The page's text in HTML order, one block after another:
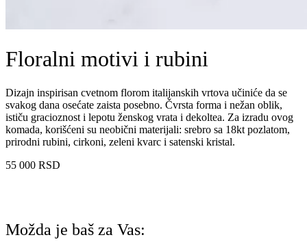
Floralni motivi i rubini
Dizajn inspirisan cvetnom florom italijanskih vrtova učiniće da se
svakog dana osećate zaista posebno. Čvrsta forma i nežan oblik,
ističu gracioznost i lepotu ženskog vrata i dekoltea. Za izradu ovog
komada, korišćeni su neobični materijali: srebro sa 18kt pozlatom,
prirodni rubini, cirkoni, zeleni kvarc i satenski kristal.
55 000 RSD
Možda je baš za Vas: